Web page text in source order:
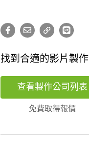
找到合適的影片製作
查看製作公司列表
免費取得報價